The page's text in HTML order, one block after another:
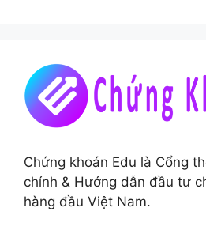
Chứng khoán Edu là Cổng
chính & Hướng dẫn đầu tư
hàng đầu Việt Nam.